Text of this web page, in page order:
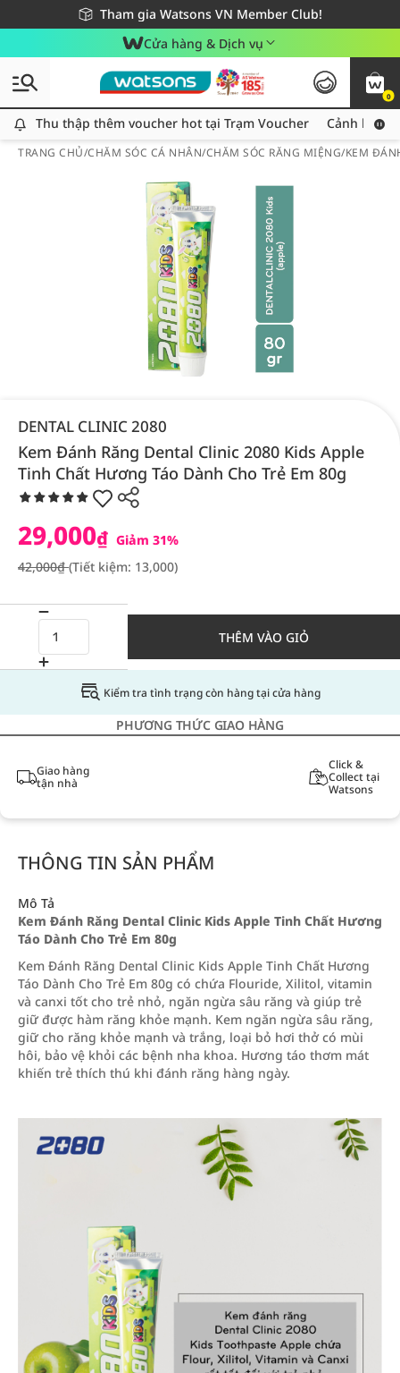
Tham gia Watsons VN Member Club!
Miễn phí giao hàng cho đơn hàng từ 249,000Đ
Giao hàng nhanh 24h - Áp dụng khu vực TP. Hồ Chí Minh
Cửa hàng & Dịch vụ
0
Thu thập thêm voucher hot tại Trạm Voucher
Thu thập thêm voucher hot tại Trạm Voucher Cảnh báo
TRANG CHỦ/CHĂM SÓC CÁ NHÂN/CHĂM SÓC RĂNG MIỆNG/KEM
DENTAL CLINIC 2080
Kem Đánh Răng Dental Clinic 2080 Kids Apple
Tinh Chất Hương Táo Dành Cho Trẻ Em 80g
29,000₫ Giảm 31%
42,000₫(Tiết kiệm: 13,000)
THÊM VÀO GIỎ
Kiểm tra tình trạng còn hàng tại cửa hàng
PHƯƠNG THỨC GIAO HÀNG
Giao hàng
tận nhà
Click &
Collect tại
Watsons
THÔNG TIN SẢN PHẨM
Mô Tả
Kem Đánh Răng Dental Clinic Kids Apple Tinh Chất Hương
Táo Dành Cho Trẻ Em 80g
Kem Đánh Răng Dental Clinic Kids Apple Tinh Chất Hương
Táo Dành Cho Trẻ Em 80g có chứa Flouride, Xilitol, vitamin
và canxi tốt cho trẻ nhỏ, ngăn ngừa sâu răng và giúp trẻ
giữ được hàm răng khỏe mạnh. Kem ngăn ngừa sâu răng,
giữ cho răng khỏe mạnh và trắng, loại bỏ hơi thở có mùi
hôi, bảo vệ khỏi các bệnh nha khoa. Hương táo thơm mát
khiến trẻ thích thú khi đánh răng hàng ngày.